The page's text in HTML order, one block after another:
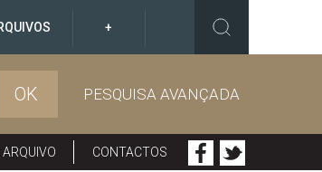
+
OK PESQUISA AVANÇADA
CONTACTOS